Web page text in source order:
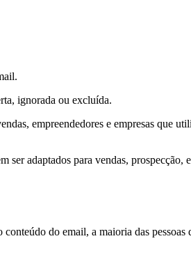
ignorada ou excluída.
empreendedores e empresas que
ser adaptados para vendas, prospecção,
do email, a maioria das